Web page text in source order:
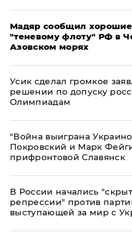
Мадяр сообщил хорошие
"теневому флоту" РФ в
Азовском морях
Усик сделал громкое
решении по допуску
Олимпиадам
"Война выиграна
Покровский и Марк
прифронтовой Славянск
В России начались
репрессии" против
выступающей за мир с